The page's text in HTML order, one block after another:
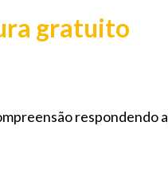
gratuito
respondendo a